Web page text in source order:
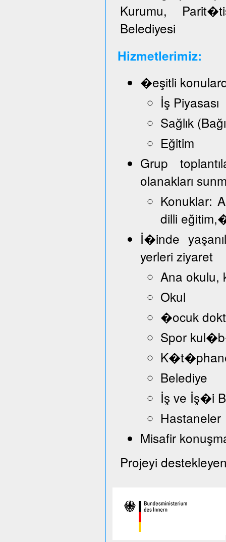
Kurumu,
Belediyesi
Hizmetlerimiz:
�eşitli
İş Piyasası
Sağlık
Eğitim
Grup
olanakları
Konuklar:
dilli
İ�inde
yerleri ziyaret
Ana okulu,
Okul
�ocuk
Spor
Belediye
İş ve İş�i
Hastaneler
Misafir
Projeyi